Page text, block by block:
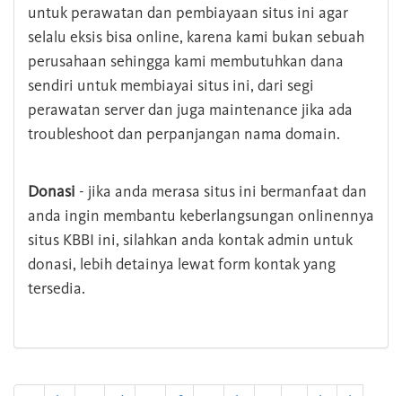
untuk perawatan dan pembiayaan situs ini agar
selalu eksis bisa online, karena kami bukan sebuah
perusahaan sehingga kami membutuhkan dana
sendiri untuk membiayai situs ini, dari segi
perawatan server dan juga maintenance jika ada
troubleshoot dan perpanjangan nama domain.
Donasi - jika anda merasa situs ini bermanfaat dan
anda ingin membantu keberlangsungan onlinennya
situs KBBI ini, silahkan anda kontak admin untuk
donasi, lebih detainya lewat form kontak yang
tersedia.